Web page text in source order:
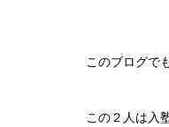
このブログで
この２人は入